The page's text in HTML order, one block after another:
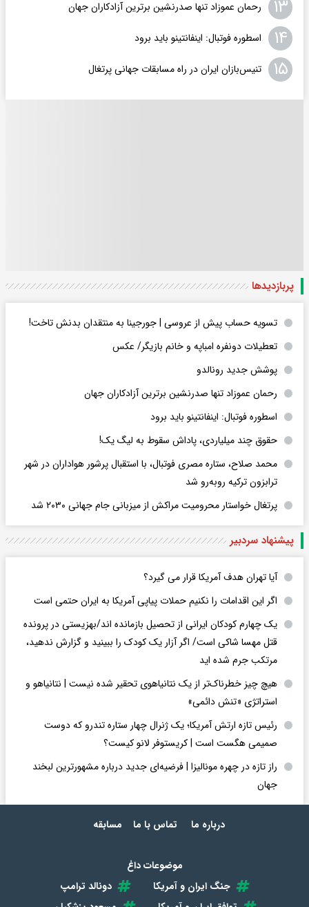
۱۳ رحمان عموزاد تنها صدرنشین برترین آزادکاران جهان
۱۴ اسطوره فوتبال: اینفانتینو باید برود
۱۵ تنیس‌بازان ایران در راه مسابقات جهانی پرتغال
پربازدید‌ها
تسویه حساب پیش از عروسی | جورجینا به منتقدان بدنش تاخت!
تعطیلات دونفره امباپه و خانم بازیگر/ عکس
پوشش جدید رونالدو
رحمان عموزاد تنها صدرنشین برترین آزادکاران جهان
اسطوره فوتبال: اینفانتینو باید برود
حقوق چند میلیاردی، پاداش سقوط به لیگ یک!
محمد صلاح، ستاره مصری فوتبال، با استقبال پرشور هواداران در شهر
ترابزون ترکیه روبه‌رو شد
پرتغال خواستار محرومیت مراکش از میزبانی جام جهانی ۲۰۳۰ شد
پیشنهاد سردبیر
آیا تهران هدف آمریکا قرار می گیرد؟
اگر این اقدامات را نکنیم حملات پیاپی آمریکا به ایران حتمی است
یک چهارم کودکان ایرانی از تحصیل بازمانده اند/بهزیستی در پرونده
قتل مهسا شاکی است/ اگر آزار یک کودک را ببینید و گزارش ندهید،
مرتکب جرم شده اید
هیچ چیز خطرناک‌تر از یک نتانیاهوی تحقیر شده نیست | نتانیاهو و
استراتژی «تنش دائمی»
رئیس تازه ارتش آمریکا؛ یک ژنرال چهار ستاره تندرو که دوست
صمیمی هگست است | کریستوفر لانو کیست؟
راز تازه در چهره مونالیزا | فرضیه‌ای جدید درباره مشهورترین لبخند
جهان
درباره ما تماس با ما مسابقه
موضوعات داغ
جنگ ایران و آمریکا
دونالد ترامپ